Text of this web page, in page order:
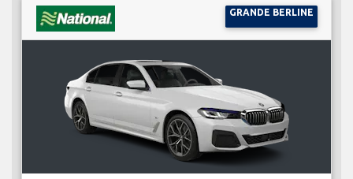
GRANDE BERLINE